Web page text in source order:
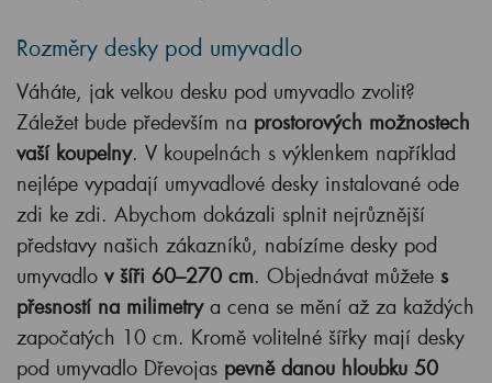
Rozměry desky pod umyvadlo
Váháte, jak velkou desku pod umyvadlo zvolit?
Záležet bude především na prostorových možnostech
vaší koupelny. V koupelnách s výklenkem například
nejlépe vypadají umyvadlové desky instalované ode
zdi ke zdi. Abychom dokázali splnit nejrůznější
představy našich zákazníků, nabízíme desky pod
umyvadlo v šíři 60–270 cm. Objednávat můžete s
přesností na milimetrya cena se mění až za každých
započatých 10 cm. Kromě volitelné šířky mají desky
pod umyvadlo Dřevojas pevně danou hloubku 50